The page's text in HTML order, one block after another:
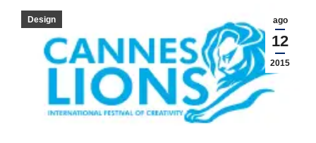
ago
12
2015
Design